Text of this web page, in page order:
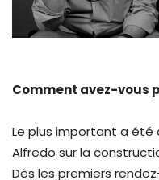
Comment avez-vous
Le plus important a été
Alfredo sur la
Dès les premiers